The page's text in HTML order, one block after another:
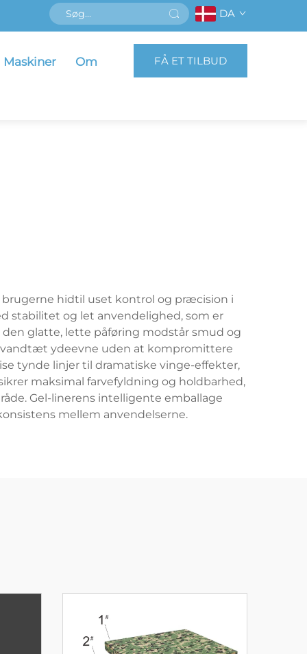
DA
Maskiner Om FÅ ET TILBUD
hidtil uset kontrol og præcision i
stabilitet og let anvendelighed, som er
glatte, lette påføring modstår smud og
ydeevne uden at kompromittere
tynde linjer til dramatiske vinge-effekter,
maksimal farvefyldning og holdbarhed,
Gel-linerens intelligente emballage
mellem anvendelserne.